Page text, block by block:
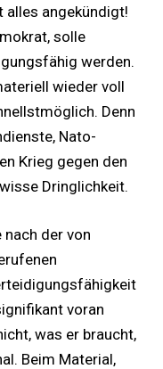
angekündigt!
solle
werden.
wieder voll
Denn
Nato-
Krieg gegen den
Dringlichkeit.
der von
voran
was er braucht,
Beim Material,